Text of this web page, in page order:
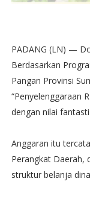
PADANG (LN) —
Berdasarkan
Pangan Provinsi
“Penyelenggaraan
dengan nilai
Anggaran itu
Perangkat Daerah,
struktur belanja